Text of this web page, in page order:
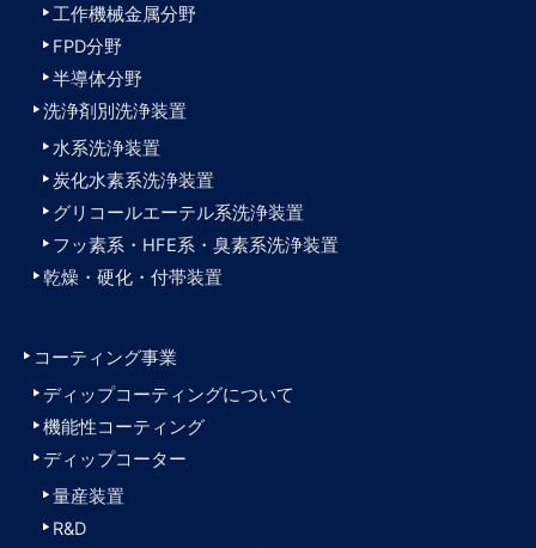
工作機械金属分野
FPD分野
半導体分野
洗浄剤別洗浄装置
水系洗浄装置
炭化水素系洗浄装置
グリコールエーテル系洗浄装置
フッ素系・HFE系・臭素系洗浄装置
乾燥・硬化・付帯装置
コーティング事業
ディップコーティングについて
機能性コーティング
ディップコーター
量産装置
R&D